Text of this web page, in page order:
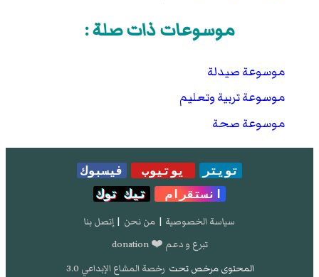
موسوعات ذات صلة :
موسوعة صيدلة
موسوعة تربية وتعليم
موسوعة صحة
تويتر يوتيوب
فيسبوك
انستقرام
تيك توك
سياسة الخصوصية | من نحن | إتصل بنا
تبرع و دعم ❤️ donation
المحتوى مرخص تحت رخصة المشاع الإبداعي 3.0